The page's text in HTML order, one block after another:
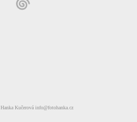
Hanka Kučerováinfo@fotohanka.cz